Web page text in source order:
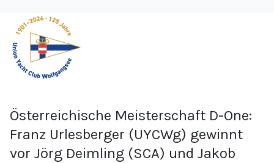
Österreichische Meisterschaft D-One:
Franz Urlesberger (UYCWg) gewinnt
vor Jörg Deimling (SCA) und Jakob